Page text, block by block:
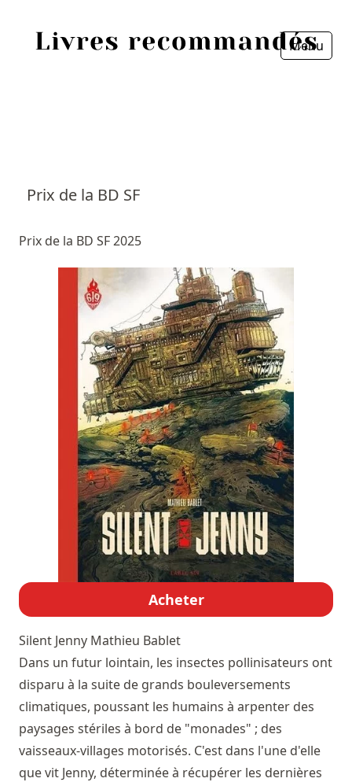
Menu
Prix de la BD SF
Prix de la BD SF 2025
Acheter
Silent Jenny Mathieu Bablet
Dans un futur lointain, les insectes pollinisateurs ont
disparu à la suite de grands bouleversements
climatiques, poussant les humains à arpenter des
paysages stériles à bord de "monades" ; des
vaisseaux-villages motorisés. C'est dans l'une d'elle
que vit Jenny, déterminée à récupérer les dernières
Livres les plus recommandés
Prix littéraires
Fermer